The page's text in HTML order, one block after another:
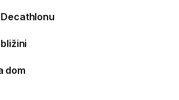
dom